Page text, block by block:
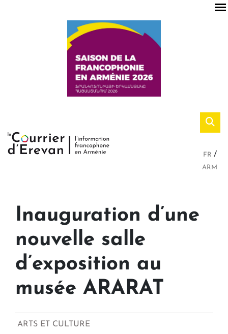
FR
ARM
Inauguration d’une
nouvelle salle
d’exposition au
musée ARARAT
ARTS ET CULTURE